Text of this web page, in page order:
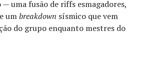
uma fusão de riffs esmagadores,
umbreakdown sísmico que vem
do grupo enquanto mestres do